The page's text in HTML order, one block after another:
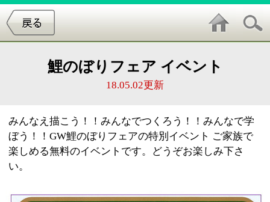
18.05.02更新
みんなえ描こう！！みんなでつくろう！！みんなで学
い。